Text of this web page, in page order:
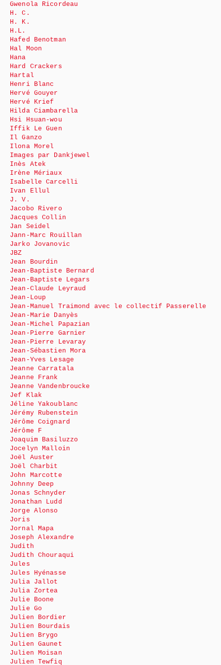
Gwenola Ricordeau
H. C.
H. K.
H.L.
Hafed Benotman
Hal Moon
Hana
Hard Crackers
Hartal
Henri Blanc
Hervé Gouyer
Hervé Krief
Hilda Ciambarella
Hsi Hsuan-wou
Iffik Le Guen
Il Ganzo
Ilona Morel
Images par Dankjewel
Inès Atek
Irène Mériaux
Isabelle Carcelli
Ivan Ellul
J. V.
Jacobo Rivero
Jacques Collin
Jan Seidel
Jann-Marc Rouillan
Jarko Jovanovic
JBZ
Jean Bourdin
Jean-Baptiste Bernard
Jean-Baptiste Legars
Jean-Claude Leyraud
Jean-Loup
Jean-Manuel Traimond avec le collectif Passerelle
Jean-Marie Danyès
Jean-Michel Papazian
Jean-Pierre Garnier
Jean-Pierre Levaray
Jean-Sébastien Mora
Jean-Yves Lesage
Jeanne Carratala
Jeanne Frank
Jeanne Vandenbroucke
Jef Klak
Jéline Yakoublanc
Jérémy Rubenstein
Jérôme Coignard
Jérôme F
Joaquim Basiluzzo
Jocelyn Malloin
Joël Auster
Joël Charbit
John Marcotte
Johnny Deep
Jonas Schnyder
Jonathan Ludd
Jorge Alonso
Joris
Jornal Mapa
Joseph Alexandre
Judith
Judith Chouraqui
Jules
Jules Hyénasse
Julia Jallot
Julia Zortea
Julie Boone
Julie Go
Julien Bordier
Julien Bourdais
Julien Brygo
Julien Gaunet
Julien Moisan
Julien Tewfiq